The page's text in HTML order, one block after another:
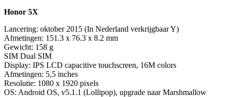
Honor 5X
Lancering: oktober 2015 (In Nederland verkrijgbaar Y)
Afmetingen: 151.3 x 76.3 x 8.2 mm
Gewicht: 158 g
SIM Dual SIM
Display: IPS LCD capacitive touchscreen, 16M colors
Afmetingen: 5,5 inches
Resolutie: 1080 x 1920 pixels
OS: Android OS, v5.1.1 (Lollipop), upgrade naar Marshmallow